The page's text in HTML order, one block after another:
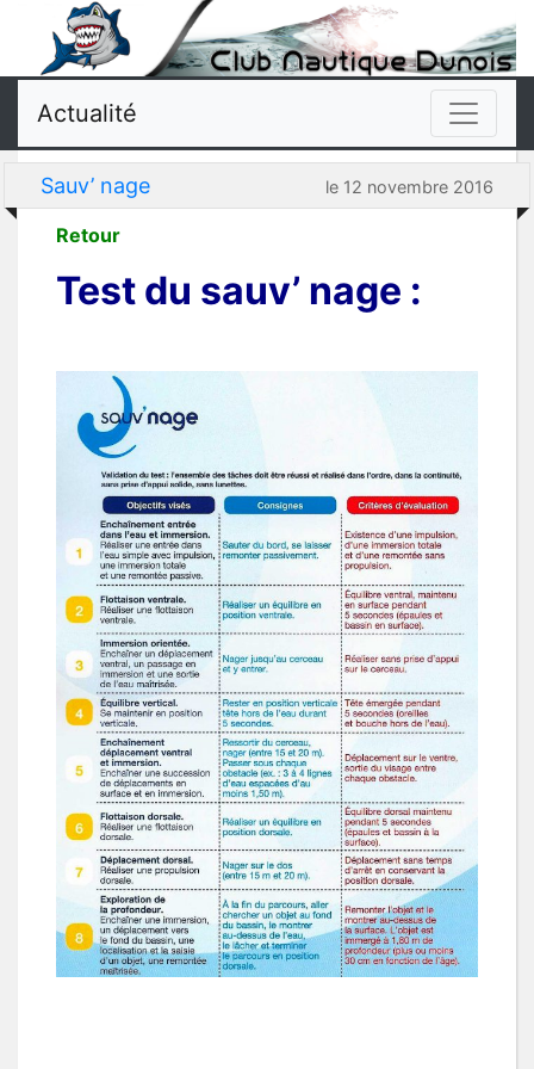
Actualité
Sauv’ nage le 12 novembre 2016
Retour
Test du sauv’ nage :